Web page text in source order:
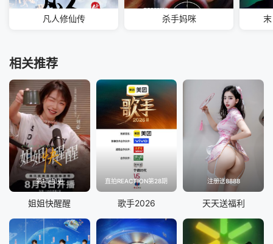
凡人修仙传 杀手妈咪
相关推荐
第1期加更
姐姐快醒醒
直拍REACTION第28期
歌手2026
注册送8888
天天送福利